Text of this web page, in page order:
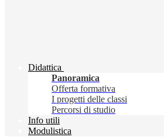
Didattica
Panoramica
Offerta formativa
I progetti delle classi
Percorsi di studio
Info utili
Modulistica